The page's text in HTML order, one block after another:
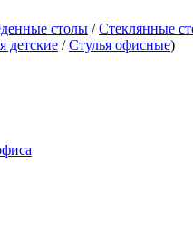
столы /Стеклянные
детские /Стулья офисные)